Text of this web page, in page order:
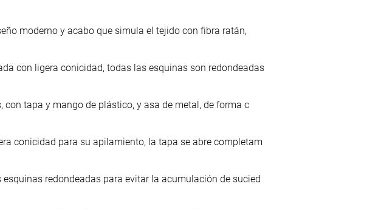
moderno y acabo que simula el tejido con fibra ratán,
con ligera conicidad, todas las esquinas son redondeadas
tapa y mango de plástico, y asa de metal, de forma c
conicidad para su apilamiento, la tapa se abre completam
redondeadas para evitar la acumulación de sucied